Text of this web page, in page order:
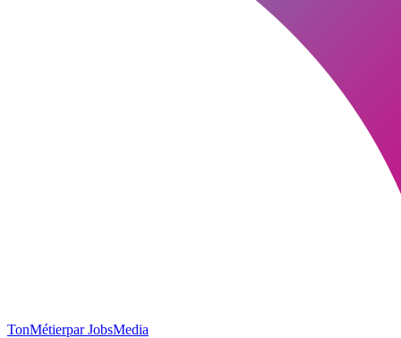
TonMétierpar JobsMedia